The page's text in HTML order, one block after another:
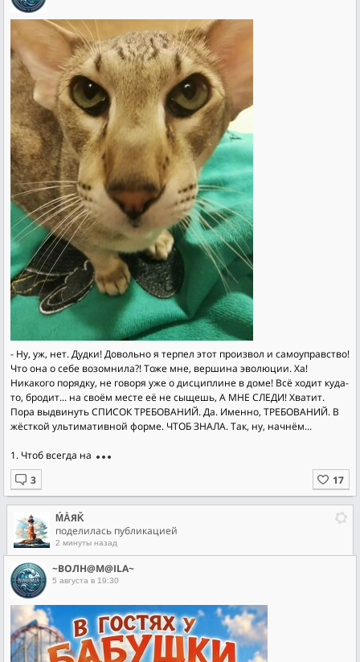
- Ну, уж, нет. Дудки! Довольно я терпел этот произвол и самоуправство!
Что она о себе возомнила?! Тоже мне, вершина эволюции. Ха!
Никакого порядку, не говоря уже о дисциплине в доме! Всё ходит куда-
то, бродит... на своём месте её не сыщешь, А МНЕ СЛЕДИ! Хватит.
Пора выдвинуть СПИСОК ТРЕБОВАНИЙ. Да. Именно, ТРЕБОВАНИЙ. В
жёсткой ультимативной форме. ЧТОБ ЗНАЛА. Так, ну, начнём...
1. Чтоб всегда на
ḾẰЯǨ
поделилась публикацией
2 минуты назад
~ВОЛН@М@ILA~
5 августа в 19:30